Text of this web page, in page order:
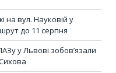
вул. Науковій у
до 11 серпня
у Львові зобов’язали